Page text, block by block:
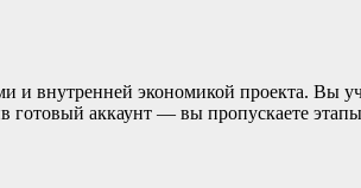
и внутренней экономикой проекта. Вы
аккаунт — вы пропускаете